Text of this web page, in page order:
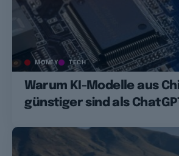
MONEY TECH
Warum KI-Modelle aus
günstiger sind als